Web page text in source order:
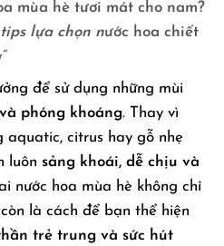
mùa hè tươi mát cho nam?
lựa chọn nước hoa chiết
để sử dụng những mùi
phóng khoáng. Thay vì
aquatic, citrus hay gỗ nhẹ
luôn sảng khoái, dễ chịu và
nước hoa mùa hè không chỉ
là cách để bạn thể hiện
trẻ trung và sức hút